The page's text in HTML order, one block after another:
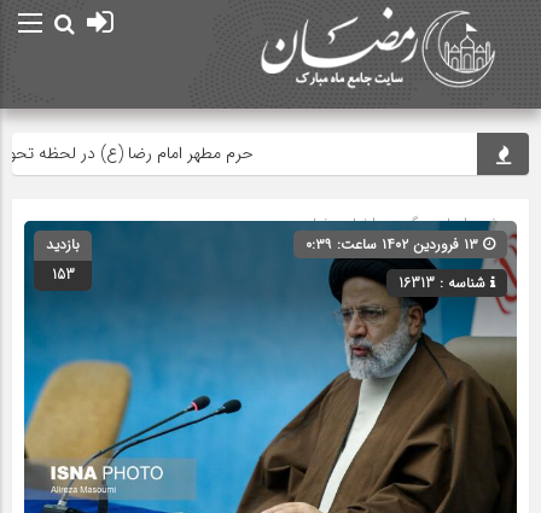
حرم مطهر امام رضا (ع) در لحظه تحویل
صفحه اصلی» گروه »اخبار رمضان
شناسه : 16313
بازدید
153